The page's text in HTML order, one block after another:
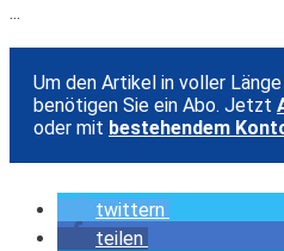
...
Um den Artikel in voller
benötigen Sie ein Abo. Jetzt
oder mit bestehendem
twittern
teilen